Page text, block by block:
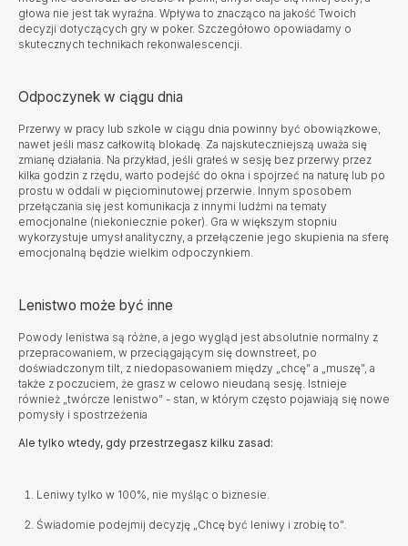
głowa nie jest tak wyraźna. Wpływa to znacząco na jakość Twoich
decyzji dotyczących gry w poker. Szczegółowo opowiadamy o
skutecznych technikach rekonwalescencji.
Odpoczynek w ciągu dnia
Przerwy w pracy lub szkole w ciągu dnia powinny być obowiązkowe,
nawet jeśli masz całkowitą blokadę. Za najskuteczniejszą uważa się
zmianę działania. Na przykład, jeśli grałeś w sesję bez przerwy przez
kilka godzin z rzędu, warto podejść do okna i spojrzeć na naturę lub po
prostu w oddali w pięciominutowej przerwie. Innym sposobem
przełączania się jest komunikacja z innymi ludźmi na tematy
emocjonalne (niekoniecznie poker). Gra w większym stopniu
wykorzystuje umysł analityczny, a przełączenie jego skupienia na sferę
emocjonalną będzie wielkim odpoczynkiem.
Lenistwo może być inne
Powody lenistwa są różne, a jego wygląd jest absolutnie normalny z
przepracowaniem, w przeciągającym się downstreet, po
doświadczonym tilt, z niedopasowaniem między „chcę” a „muszę”, a
także z poczuciem, że grasz w celowo nieudaną sesję. Istnieje
również „twórcze lenistwo” - stan, w którym często pojawiają się nowe
pomysły i spostrzeżenia
Ale tylko wtedy, gdy przestrzegasz kilku zasad:
Leniwy tylko w 100%, nie myśląc o biznesie.
Świadomie podejmij decyzję „Chcę być leniwy i zrobię to”.